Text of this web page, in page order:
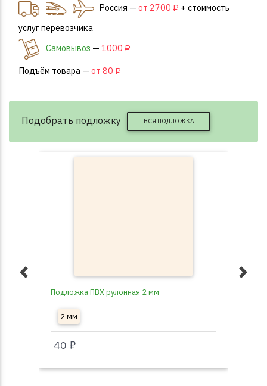
Россия — от 2700 ₽ + стоимость
услуг перевозчика
Самовывоз — 1000 ₽
Подъём товара — от 80 ₽
Подобрать подложку ВСЯ ПОДЛОЖКА
Подложка ПВХ рулонная 2 мм
2 мм
40 ₽